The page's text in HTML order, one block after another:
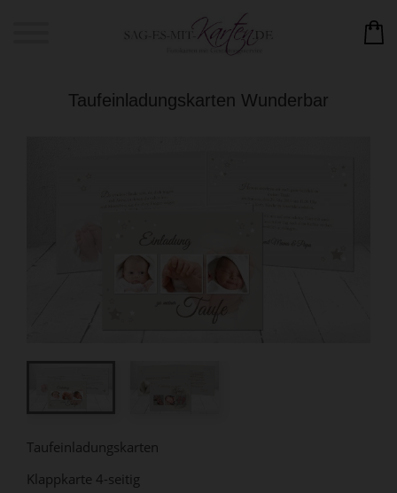
Taufeinladungskarten Wunderbar
Taufeinladungskarten
Klappkarte 4-seitig